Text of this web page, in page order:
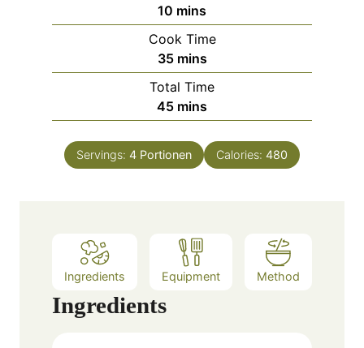
10 m
i
n
u
t
e
s
mins
Cook Time
35m
i
n
u
e
s
mins
Total Time
45m
i
n
u
mins
Servings: 4 Portionen Calories: 480
Ingredients Equipment Method
Ingredients